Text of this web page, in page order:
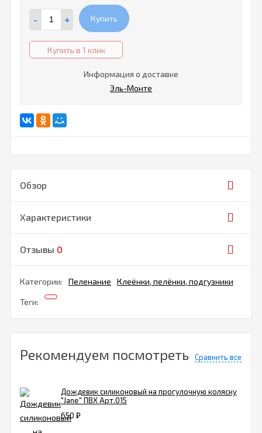
- + Купить
Купить в 1 клик
Информация о доставке
Эль-Монте
Обзор
Характеристики
Отзывы 0
Категории: Пеленание Клеёнки, пелёнки, подгузники
Теги:
Рекомендуем посмотреть Сравнить все
Дождевик силиконовый на прогулочную коляску
"Jane" ПВХ Арт.015
650 ₽